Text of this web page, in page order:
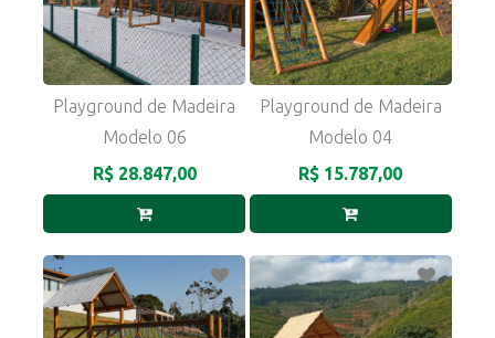
Playground de Madeira
Modelo 06
R$ 28.847,00
Playground de Madeira
Modelo 04
R$ 15.787,00